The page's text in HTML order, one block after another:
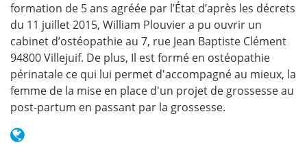
formation de 5 ans agréée par l’État d’après les décrets
du 11 juillet 2015, William Plouvier a pu ouvrir un
cabinet d’ostéopathie au 7, rue Jean Baptiste Clément
94800 Villejuif. De plus, Il est formé en ostéopathie
périnatale ce qui lui permet d'accompagné au mieux, la
femme de la mise en place d'un projet de grossesse au
post-partum en passant par la grossesse.
www.osteopathe-